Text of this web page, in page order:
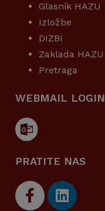
Glasnik HAZU
Izložbe
DIZBI
Zaklada HAZU
Pretraga
WEBMAIL LOGIN
PRATITE NAS